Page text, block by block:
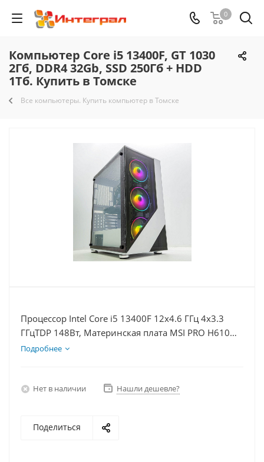
0
Компьютер Core i5 13400F, GT 1030
2Гб, DDR4 32Gb, SSD 250Гб + HDD
1Тб. Купить в Томске
Все компьютеры. Купить компьютер в Томске
Процессор Intel Core i5 13400F 12x4.6 ГГц 4x3.3
ГГцTDP 148Вт, Материнская плата MSI PRO H610M-
E, Видеокарта GT 1030 2Гб, Память DDR4 32Gb,
Подробнее
Нет в наличии Нашли дешевле?
Поделиться